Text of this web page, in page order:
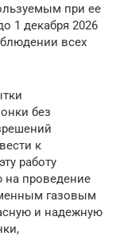
при ее
1 декабря 2026
всех
без
к
работу
проведение
газовым
и надежную